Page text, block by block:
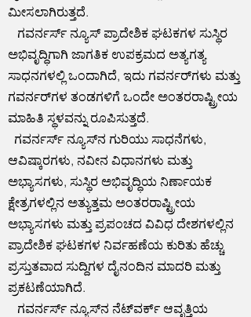
ಮೀಸಲಾಗಿರುತ್ತದೆ.
ಗವರ್ನರ್ಸ್ ನ್ಯೂಸ್ ಪ್ರಾದೇಶಿಕ ಘಟಕಗಳ ಸುಸ್ಥಿರ
ಅಭಿವೃದ್ಧಿಗಾಗಿ ಜಾಗತಿಕ ಉಪಕ್ರಮದ ಅತ್ಯಗತ್ಯ
ಸಾಧನಗಳಲ್ಲಿ ಒಂದಾಗಿದೆ, ಇದು ಗವರ್ನರ್‌ಗಳು ಮತ್ತು
ಗವರ್ನರ್‌ಗಳ ತಂಡಗಳಿಗೆ ಒಂದೇ ಅಂತರರಾಷ್ಟ್ರೀಯ
ಮಾಹಿತಿ ಸ್ಥಳವನ್ನು ರೂಪಿಸುತ್ತದೆ.
ಗವರ್ನರ್ಸ್ ನ್ಯೂಸ್‌ನ ಗುರಿಯು ಸಾಧನೆಗಳು,
ಆವಿಷ್ಕಾರಗಳು, ನವೀನ ವಿಧಾನಗಳು ಮತ್ತು
ಅಭ್ಯಾಸಗಳು, ಸುಸ್ಥಿರ ಅಭಿವೃದ್ಧಿಯ ನಿರ್ಣಾಯಕ
ಕ್ಷೇತ್ರಗಳಲ್ಲಿನ ಅತ್ಯುತ್ತಮ ಅಂತರರಾಷ್ಟ್ರೀಯ
ಅಭ್ಯಾಸಗಳು ಮತ್ತು ಪ್ರಪಂಚದ ವಿವಿಧ ದೇಶಗಳಲ್ಲಿನ
ಪ್ರಾದೇಶಿಕ ಘಟಕಗಳ ನಿರ್ವಹಣೆಯ ಕುರಿತು ಹೆಚ್ಚು
ಪ್ರಸ್ತುತವಾದ ಸುದ್ದಿಗಳ ದೈನಂದಿನ ಮಾದರಿ ಮತ್ತು
ಪ್ರಕಟಣೆಯಾಗಿದೆ.
ಗವರ್ನರ್ಸ್ ನ್ಯೂಸ್‌ನ ನೆಟ್‌ವರ್ಕ್ ಆವೃತ್ತಿಯ